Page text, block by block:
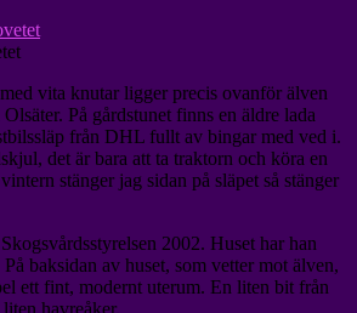
vita knutar ligger precis ovanför älven
På gårdstunet finns en äldre lada
från DHL fullt av bingar med ved i.
det är bara att ta traktorn och köra en
stänger jag sidan på släpet så stänger
2002. Huset har han
baksidan av huset, som vetter mot älven,
ett fint, modernt uterum. En liten bit från
havreåker.